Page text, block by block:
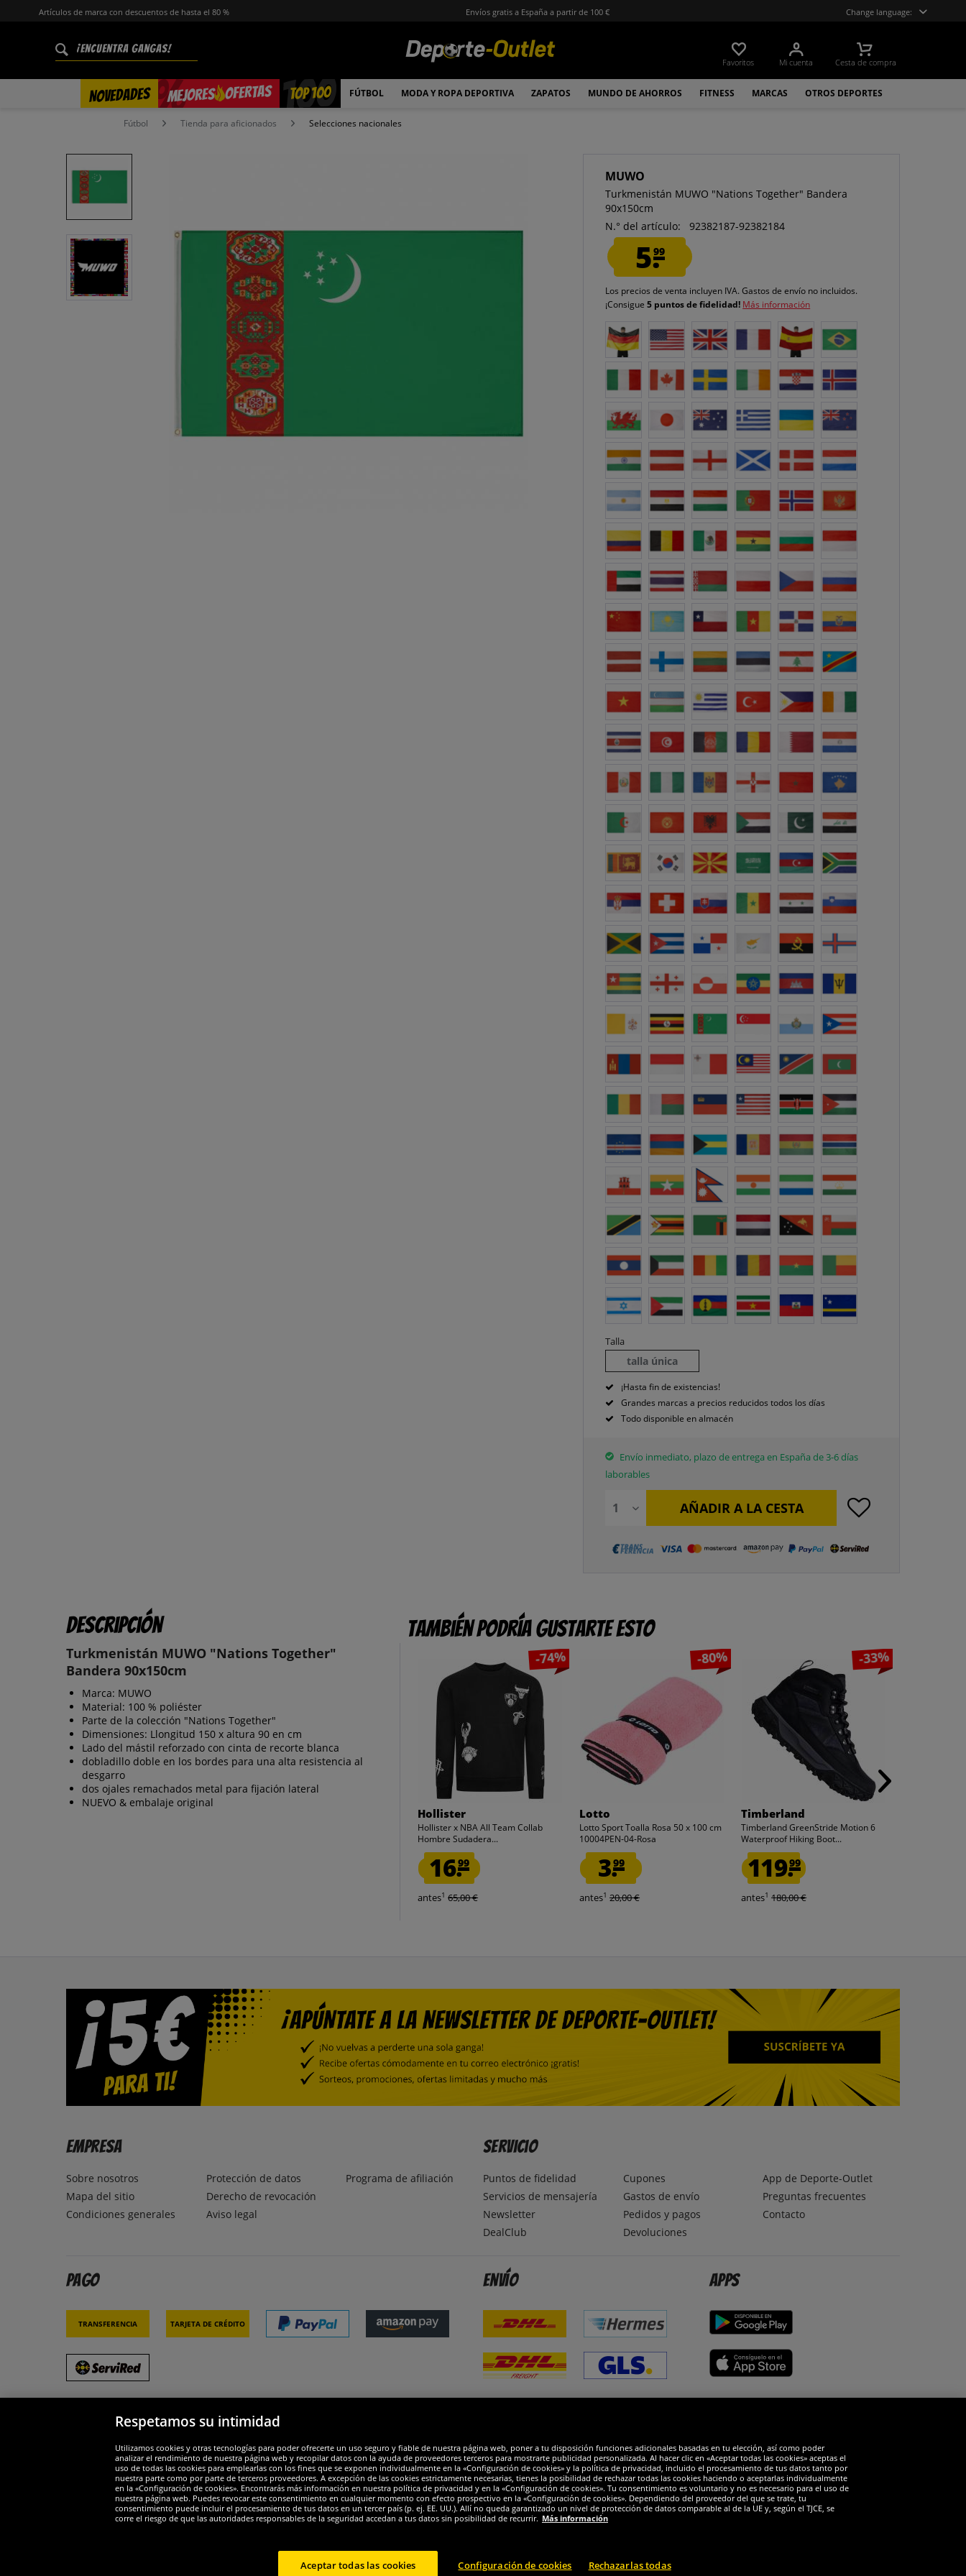
Artículos de marca con descuentos de hasta el 80 % Envíos gratis a España a partir de 100 € Change language:
Favoritos Mi cuenta Cesta de compra
NOVEDADES MEJORES OFERTAS
% TOP 100 FÚTBOL MODA Y ROPA DEPORTIVA ZAPATOS MUNDO DE AHORROS FITNESS MARCAS OTROS DEPORTES
Fútbol Tienda para aficionados Selecciones nacionales
MUWO
Turkmenistán MUWO "Nations Together" Bandera
90x150cm
N.° del artículo:
92382187-92382184
5.99
Los precios de venta incluyen IVA.Gastos de envío no incluidos.
¡Consigue5 puntos de fidelidad! Más información
Talla
talla única
¡Hasta fin de existencias!
Grandes marcas a precios reducidos todos los días
Todo disponible en almacén
Envío inmediato, plazo de entrega en España de 3-6 días
laborables
AÑADIR A LA CESTA
Descripción
Turkmenistán MUWO "Nations Together"
Bandera 90x150cm
Marca: MUWO
Material: 100 % poliéster
Parte de la colección "Nations Together"
Dimensiones: Llongitud 150 x altura 90 en cm
Lado del mástil reforzado con cinta de recorte blanca
dobladillo doble en los bordes para una alta resistencia al
desgarro
dos ojales remachados metal para fijación lateral
NUEVO & embalaje original
También podría gustarte esto
-74%
Hollister
Hollister x NBA All Team Collab
Hombre Sudadera...
16.99
antes1 65,00 €
-80%
Lotto
Lotto Sport Toalla Rosa 50 x 100 cm
10004PEN-04-Rosa
3.99
antes1 20,00 €
-33%
Timberland
Timberland GreenStride Motion 6
Waterproof Hiking Boot...
119.99
antes1 180,00 €
Empresa
Sobre nosotros
Mapa del sitio
Condiciones generales
Protección de datos
Derecho de revocación
Aviso legal
Programa de afiliación
Servicio
Puntos de fidelidad
Servicios de mensajería
Newsletter
DealClub
Cupones
Gastos de envío
Pedidos y pagos
Devoluciones
App de Deporte-Outlet
Preguntas frecuentes
Contacto
Pago
Transferencia Tarjeta de crédito
Envío Apps
Widerruf
Respetamos su intimidad
Utilizamos cookies y otras tecnologías para poder ofrecerte un uso seguro y fiable de nuestra página web, poner a tu disposición funciones adicionales basadas en tu elección, así como poder
analizar el rendimiento de nuestra página web y recopilar datos con la ayuda de proveedores terceros para mostrarte publicidad personalizada. Al hacer clic en «Aceptar todas las cookies» aceptas el
uso de todas las cookies para emplearlas con los fines que se exponen individualmente en la «Configuración de cookies» y la política de privacidad, incluido el procesamiento de tus datos tanto por
nuestra parte como por parte de terceros proveedores. A excepción de las cookies estrictamente necesarias, tienes la posibilidad de rechazar todas las cookies haciendo o aceptarlas individualmente
en la «Configuración de cookies». Encontrarás más información en nuestra política de privacidad y en la «Configuración de cookies». Tu consentimiento es voluntario y no es necesario para el uso de
nuestra página web. Puedes revocar este consentimiento en cualquier momento con efecto prospectivo en la «Configuración de cookies». Dependiendo del proveedor del que se trate, tu
consentimiento puede incluir el procesamiento de tus datos en un tercer país (p. ej. EE. UU.). Allí no queda garantizado un nivel de protección de datos comparable al de la UE y, según el TJCE, se
corre el riesgo de que las autoridades responsables de la seguridad accedan a tus datos sin posibilidad de recurrir. Más información
Configuración de cookies Rechazarlas todas
Aceptar todas las cookies